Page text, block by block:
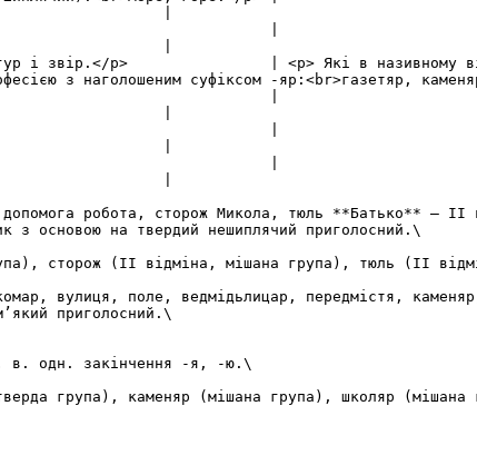
|
і звір.</p>                | <p> Які в називному
з наголошеним суфіксом -яр:<br>газетяр,
|
|
|
робота, сторож Микола, тюль **Батько** – II
з основою на твердий нешиплячий приголосний.\
сторож (II відміна, мішана група), тюль (II
вулиця, поле, ведмідьлицар, передмістя,
приголосний.\
в. одн. закінчення -я, -ю.\